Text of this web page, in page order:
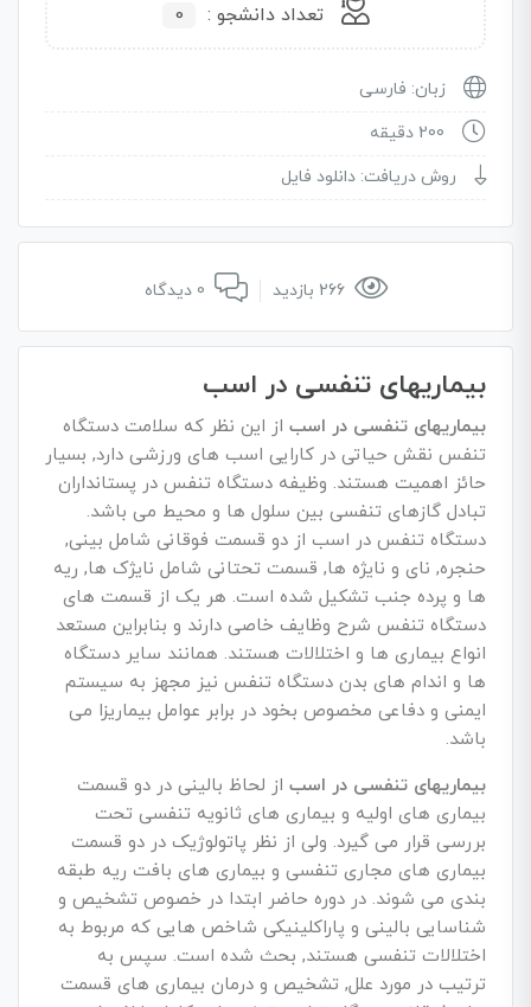
تعداد دانشجو : 0
زبان: فارسی
200 دقیقه
روش دریافت: دانلود فایل
266 بازدید
بیماریهای تنفسی در اسب
بیماریهای تنفسی در اسباز این نظر که سلامت دستگاه
تنفس نقش حیاتی در کارایی اسب های ورزشی دارد, بسیار
حائز اهمیت هستند. وظیفه دستگاه تنفس در پستانداران
تبادل گازهای تنفسی بین سلول ها و محیط می باشد.
دستگاه تنفس در اسب از دو قسمت فوقانی شامل بینی,
حنجره, نای و نایژه ها, قسمت تحتانی شامل نایژک ها, ریه
ها و پرده جنب تشکیل شده است. هر یک از قسمت های
دستگاه تنفس شرح وظایف خاصی دارند و بنابراین مستعد
انواع بیماری ها و اختلالات هستند. همانند سایر دستگاه
ها و اندام های بدن دستگاه تنفس نیز مجهز به سیستم
ایمنی و دفاعی مخصوص بخود در برابر عوامل بیماریزا می
باشد.
بیماریهای تنفسی در اسباز لحاظ بالینی در دو قسمت
بیماری های اولیه و بیماری های ثانویه تنفسی تحت
بررسی قرار می گیرد. ولی از نظر پاتولوژیک در دو قسمت
بیماری های مجاری تنفسی و بیماری های بافت ریه طبقه
بندی می شوند. در دوره حاضر ابتدا در خصوص تشخیص و
شناسایی بالینی و پاراکلینیکی شاخص هایی که مربوط به
اختلالات تنفسی هستند, بحث شده است. سپس به
ترتیب در مورد علل, تشخیص و درمان بیماری های قسمت